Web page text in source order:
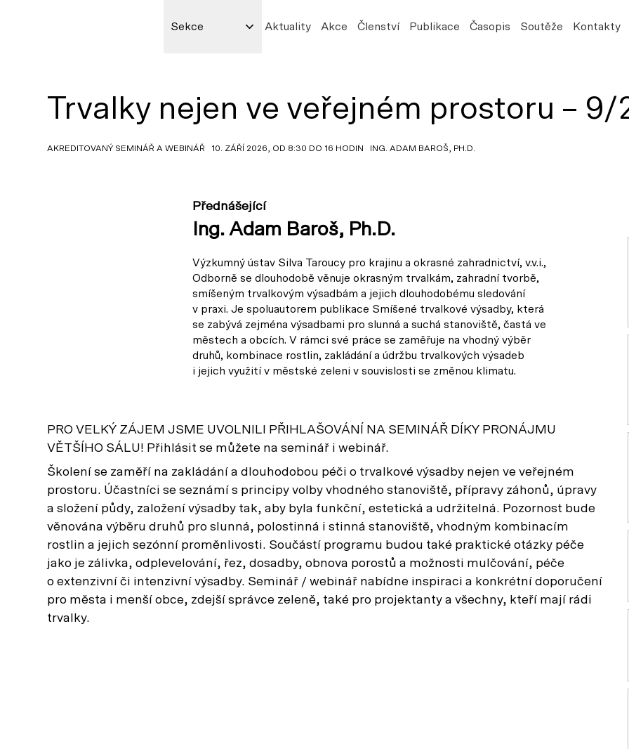
Sekce Aktuality Akce Členství Publikace Časopis Soutěže Kontakty
Trvalky nejen ve veřejném prostoru – 9/
AKREDITOVANÝ SEMINÁŘ A WEBINÁŘ 10. ZÁŘÍ 2026, OD 8:30 DO 16 HODIN ING. ADAM BAROŠ, PH.D.
Přednášející
Ing. Adam Baroš, Ph.D.
Výzkumný ústav Silva Taroucy pro krajinu a okrasné zahradnictví, v.v.i.,
Odborně se dlouhodobě věnuje okrasným trvalkám, zahradní tvorbě,
smíšeným trvalkovým výsadbám a jejich dlouhodobému sledování
v praxi. Je spoluautorem publikace Smíšené trvalkové výsadby, která
se zabývá zejména výsadbami pro slunná a suchá stanoviště, častá ve
městech a obcích. V rámci své práce se zaměřuje na vhodný výběr
druhů, kombinace rostlin, zakládání a údržbu trvalkových výsadeb
i jejich využití v městské zeleni v souvislosti se změnou klimatu.
PRO VELKÝ ZÁJEM JSME UVOLNILI PŘIHLAŠOVÁNÍ NA SEMINÁŘ DÍKY PRONÁJMU
VĚTŠÍHO SÁLU! Přihlásit se můžete na seminář i webinář.
Školení se zaměří na zakládání a dlouhodobou péči o trvalkové výsadby nejen ve veřejném
prostoru. Účastníci se seznámí s principy volby vhodného stanoviště, přípravy záhonů, úpravy
a složení půdy, založení výsadby tak, aby byla funkční, estetická a udržitelná. Pozornost bude
věnována výběru druhů pro slunná, polostinná i stinná stanoviště, vhodným kombinacím
rostlin a jejich sezónní proměnlivosti. Součástí programu budou také praktické otázky péče
jako je zálivka, odplevelování, řez, dosadby, obnova porostů a možnosti mulčování, péče
o extenzivní či intenzivní výsadby. Seminář / webinář nabídne inspiraci a konkrétní doporučení
pro města i menší obce, zdejší správce zeleně, také pro projektanty a všechny, kteří mají rádi
trvalky.